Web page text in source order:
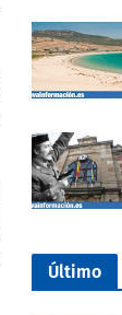
Último